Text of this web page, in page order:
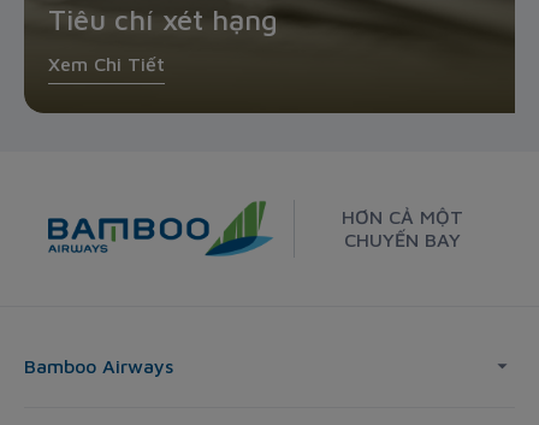
Tiêu chí xét hạng
Xem Chi Tiết
HƠN CẢ MỘT
CHUYẾN BAY
Bamboo Airways